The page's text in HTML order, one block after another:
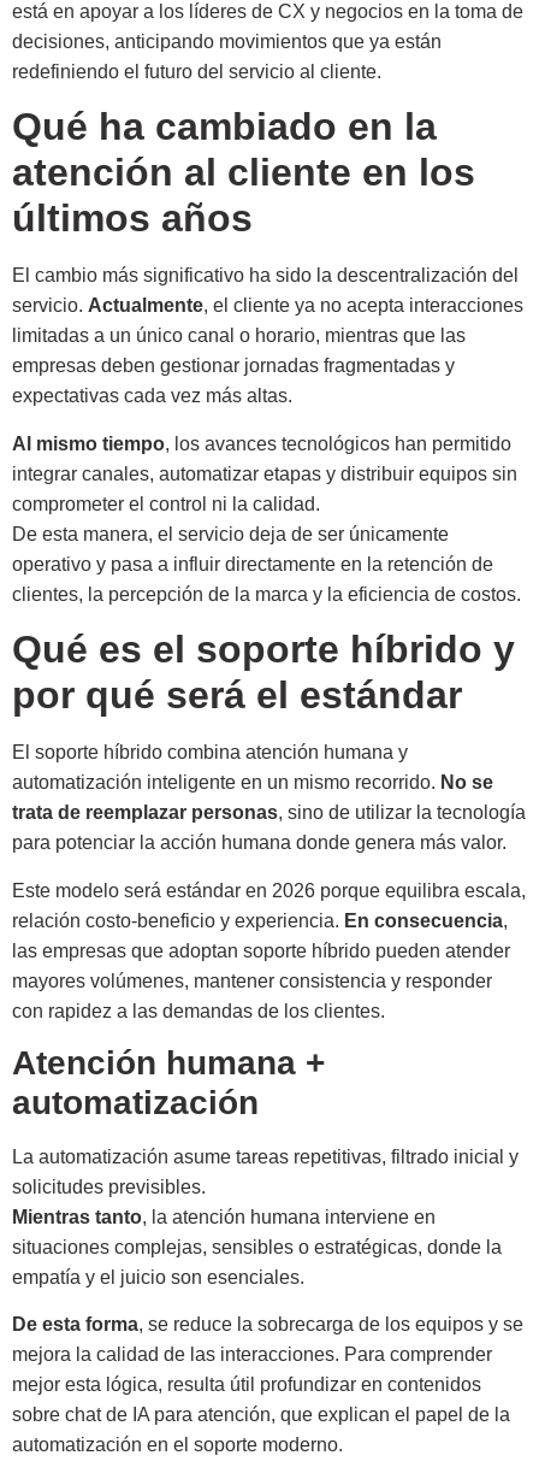
está en apoyar a los líderes de CX y negocios en la toma de
decisiones, anticipando movimientos que ya están
redefiniendo el futuro del servicio al cliente.
Qué ha cambiado en la
atención al cliente en los
últimos años
El cambio más significativo ha sido la descentralización del
servicio. Actualmente, el cliente ya no acepta interacciones
limitadas a un único canal o horario, mientras que las
empresas deben gestionar jornadas fragmentadas y
expectativas cada vez más altas.
Al mismo tiempo, los avances tecnológicos han permitido
integrar canales, automatizar etapas y distribuir equipos sin
comprometer el control ni la calidad.
De esta manera, el servicio deja de ser únicamente
operativo y pasa a influir directamente en la retención de
clientes, la percepción de la marca y la eficiencia de costos.
Qué es el soporte híbrido y
por qué será el estándar
El soporte híbrido combina atención humana y
automatización inteligente en un mismo recorrido. No se
trata de reemplazar personas, sino de utilizar la tecnología
para potenciar la acción humana donde genera más valor.
Este modelo será estándar en 2026 porque equilibra escala,
relación costo-beneficio y experiencia. En consecuencia,
las empresas que adoptan soporte híbrido pueden atender
mayores volúmenes, mantener consistencia y responder
con rapidez a las demandas de los clientes.
Atención humana +
automatización
La automatización asume tareas repetitivas, filtrado inicial y
solicitudes previsibles.
Mientras tanto, la atención humana interviene en
situaciones complejas, sensibles o estratégicas, donde la
empatía y el juicio son esenciales.
De esta forma, se reduce la sobrecarga de los equipos y se
mejora la calidad de las interacciones. Para comprender
mejor esta lógica, resulta útil profundizar en contenidos
sobre chat de IA para atención, que explican el papel de la
automatización en el soporte moderno.